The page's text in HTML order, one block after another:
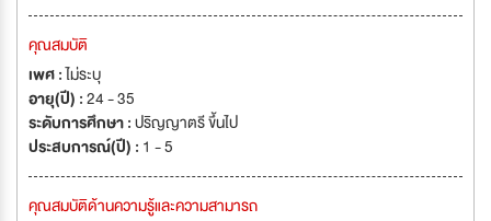
คุณสมบัติ
เพศ :ไม่ระบุ
อายุ(ปี) :24 - 35
ระดับการศึกษา :ปริญญาตรี ขึ้นไป
ประสบการณ์(ปี) : 1 - 5
คุณสมบัติด้านความรู้และความสามารถ